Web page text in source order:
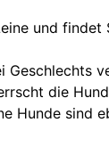
und findet
Geschlechts
die
Hunde sind